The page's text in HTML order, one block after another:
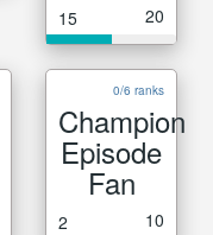
15 20
0/6 ranks
Champion
Episode
Fan
2 10